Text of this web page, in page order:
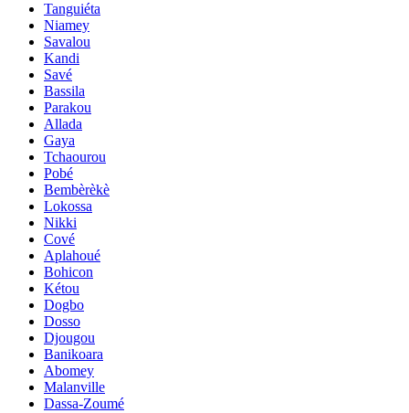
Tanguiéta
Niamey
Savalou
Kandi
Savé
Bassila
Parakou
Allada
Gaya
Tchaourou
Pobé
Bembèrèkè
Lokossa
Nikki
Cové
Aplahoué
Bohicon
Kétou
Dogbo
Dosso
Djougou
Banikoara
Abomey
Malanville
Dassa-Zoumé